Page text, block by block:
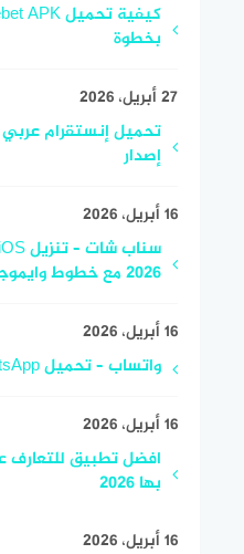
بخطوة
27 أبريل، 2026
إصدار
16 أبريل، 2026
2026 مع خطوط وايموجي
16 أبريل، 2026
واتساب – تحميل WhatsApp للآيفون 2026 آخر إصدار
16 أبريل، 2026
افضل تطبيق للتعارف
بها 2026
16 أبريل، 2026